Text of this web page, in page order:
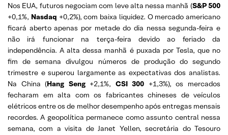
Nos EUA, futuros negociam com leve alta nessa manhã (S&P 500
+0,1%, Nasdaq +0,2%), com baixa liquidez. O mercado americano
ficará aberto apenas por metade do dia nessa segunda-feira e
não irá funcionar na terça-feira devido ao feriado da
independência. A alta dessa manhã é puxada por Tesla, que no
fim de semana divulgou números de produção do segundo
trimestre e superou largamente as expectativas dos analistas.
Na China (Hang Seng+2,1%, CSI 300 +1,3%), os mercados
fecharam em alta com os fabricantes chineses de veículos
elétricos entre os de melhor desempenho após entregas mensais
recordes. A geopolítica permanece como assunto central nessa
semana, com a visita de Janet Yellen, secretária do Tesouro